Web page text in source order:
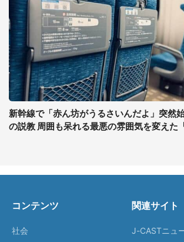
新幹線で「赤ん坊がうるさいんだよ」突然
の説教 周囲も呆れる最悪の雰囲気を変えた
コンテンツ
社会
関連サイト
J-CASTニュ